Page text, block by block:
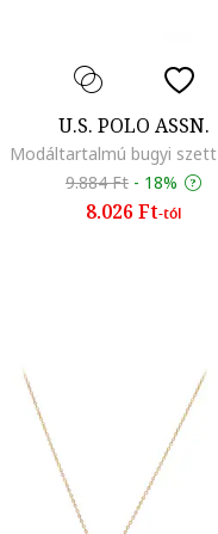
U.S. POLO ASSN.
9.884 Ft - 18%
8.026 Ft-tól